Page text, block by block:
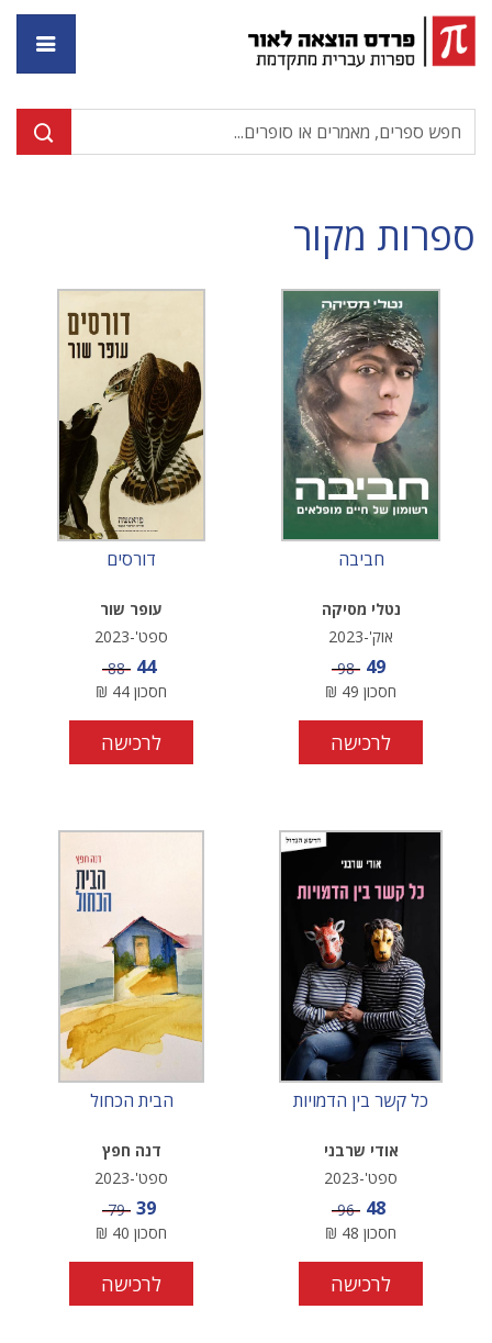
ספרות מקור
חביבה
נטלי מסיקה
אוק'-2023
מחיר מבצע
49 מחיר
98
חסכון 49
₪
לרכישה
דורסים
עופר שור
ספט'-2023
מחיר מבצע
44 מחיר
88
חסכון 44
₪
לרכישה
כל קשר בין הדמויות
אודי שרבני
ספט'-2023
מחיר מבצע
48 מחיר
96
חסכון 48
₪
לרכישה
הבית הכחול
דנה חפץ
ספט'-2023
מחיר מבצע
39 מחיר
79
חסכון 40
₪
לרכישה